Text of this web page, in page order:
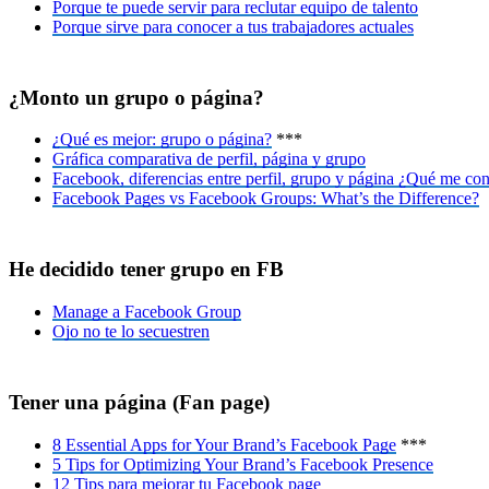
Porque te puede servir para reclutar equipo de talento
Porque sirve para conocer a tus trabajadores actuales
¿Monto un grupo o página?
¿Qué es mejor: grupo o página? ***
Gráfica comparativa de perfil, página y grupo
Facebook, diferencias entre perfil, grupo y página ¿Qué me
Facebook Pages vs Facebook Groups: What’s the Difference?
He decidido tener grupo en FB
Manage a Facebook Group
Ojo no te lo secuestren
Tener una página (Fan page)
8 Essential Apps for Your Brand’s Facebook Page ***
5 Tips for Optimizing Your Brand’s Facebook Presence
12 Tips para mejorar tu Facebook page